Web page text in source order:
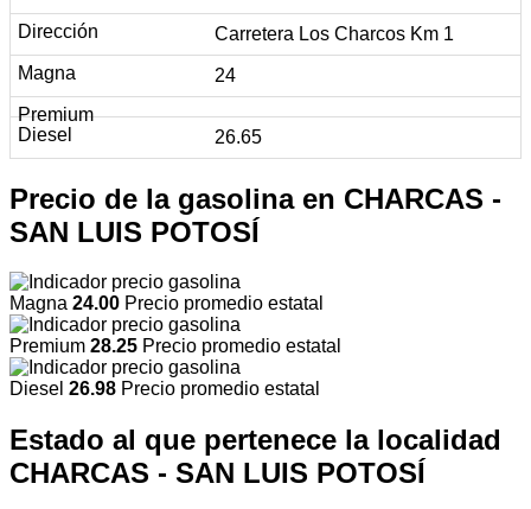
Carretera Los Charcos Km 1
24
26.65
Precio de la gasolina en CHARCAS -
SAN LUIS POTOSÍ
Magna 24.00 Precio promedio estatal
Premium 28.25 Precio promedio estatal
Diesel 26.98 Precio promedio estatal
Estado al que pertenece la localidad
CHARCAS - SAN LUIS POTOSÍ